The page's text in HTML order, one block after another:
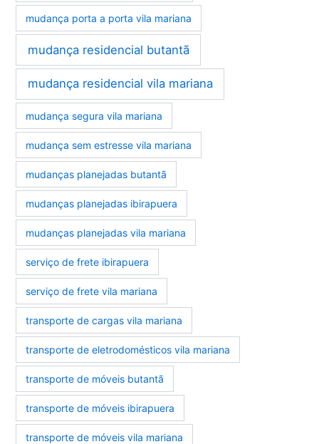
mudança porta a porta vila mariana
mudança residencial butantã
mudança residencial vila mariana
mudança segura vila mariana
mudança sem estresse vila mariana
mudanças planejadas butantã
mudanças planejadas ibirapuera
mudanças planejadas vila mariana
serviço de frete ibirapuera
serviço de frete vila mariana
transporte de cargas vila mariana
transporte de eletrodomésticos vila mariana
transporte de móveis butantã
transporte de móveis ibirapuera
transporte de móveis vila mariana